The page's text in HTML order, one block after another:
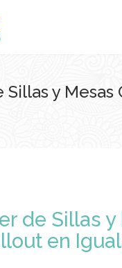
y Mesas
de Sillas y
en